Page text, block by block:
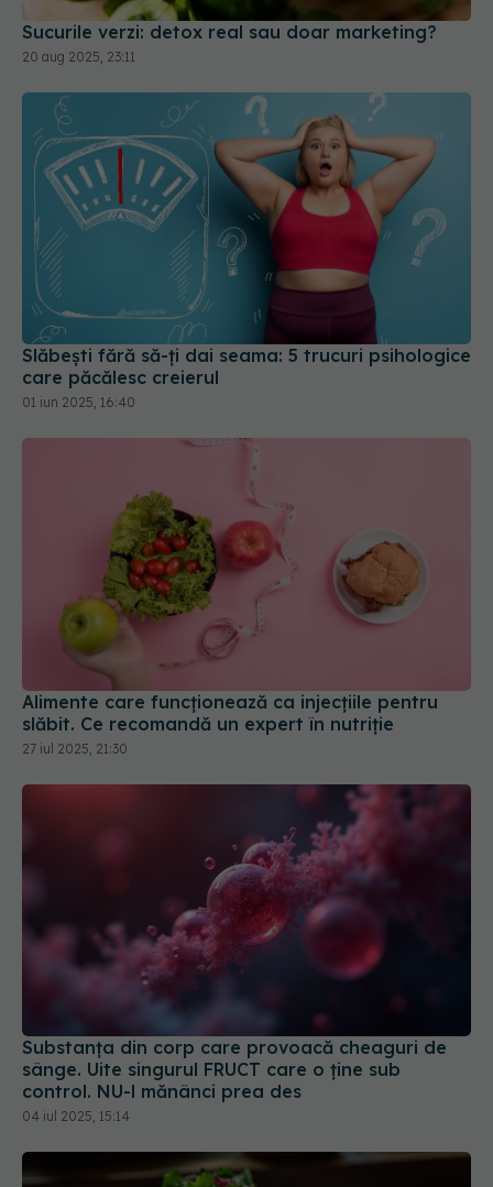
20 aug 2025, 23:11
Slăbești fără să-ți dai seama: 5 trucuri psihologice
care păcălesc creierul
01 iun 2025, 16:40
Alimente care funcționează ca injecțiile pentru
slăbit. Ce recomandă un expert în nutriție
27 iul 2025, 21:30
Substanța din corp care provoacă cheaguri de
sânge. Uite singurul FRUCT care o ține sub
control. NU-l mănânci prea des
04 iul 2025, 15:14